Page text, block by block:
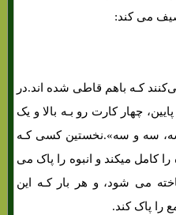
می کند:
کـه باهم قاطی شده اند.در
چهار کارت رو بـه بالا و یک
سه و سه».نخستین کسی کـه
را کامل میکند و انبوه را پاک می
می شود، و هر بار کـه این
را پاک کند.